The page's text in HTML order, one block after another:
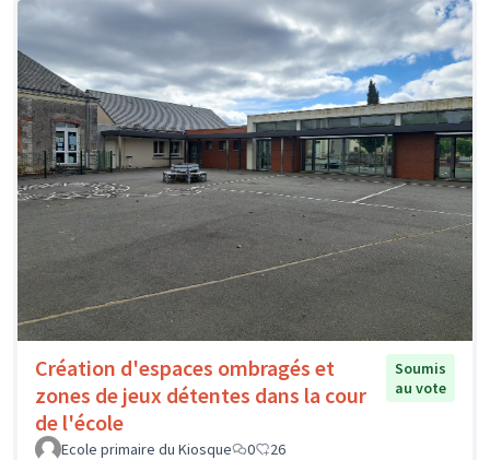
Création d'espaces ombragés et
zones de jeux détentes dans la cour
de l'école
Soumis
au vote
Ecole primaire du Kiosque 0 26